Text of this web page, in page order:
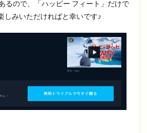
るので、「ハッピー フィート」だけで
しみいただければと幸いです♪